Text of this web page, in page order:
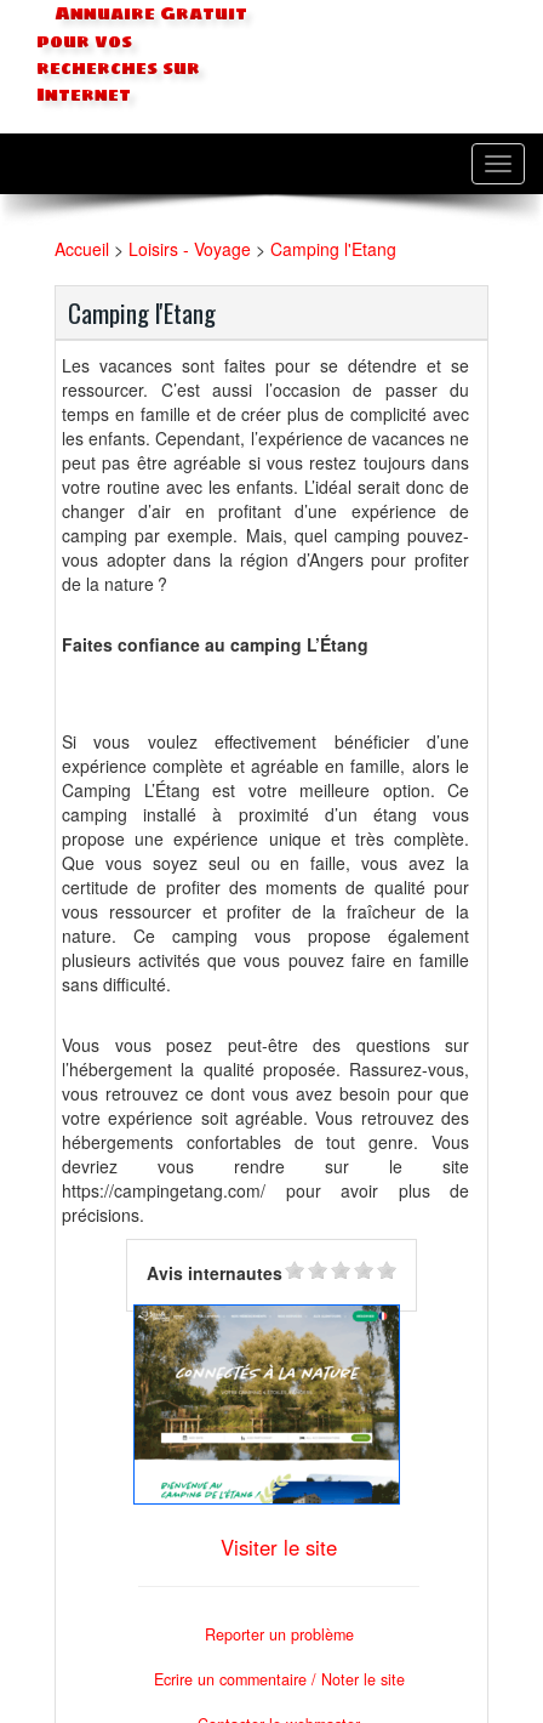
Annuaire Gratuit
pour vos
recherches sur
Internet
Accueil > Loisirs - Voyage > Camping l'Etang
Camping l'Etang
Les vacances sont faites pour se détendre et se
ressourcer. C’est aussi l’occasion de passer du
temps en famille et de créer plus de complicité avec
les enfants. Cependant, l’expérience de vacances ne
peut pas être agréable si vous restez toujours dans
votre routine avec les enfants. L’idéal serait donc de
changer d’air en profitant d’une expérience de
camping par exemple. Mais, quel camping pouvez-
vous adopter dans la région d’Angers pour profiter
de la nature ?
Faites confiance au camping L’Étang
Si vous voulez effectivement bénéficier d’une
expérience complète et agréable en famille, alors le
Camping L’Étang est votre meilleure option. Ce
camping installé à proximité d’un étang vous
propose une expérience unique et très complète.
Que vous soyez seul ou en faille, vous avez la
certitude de profiter des moments de qualité pour
vous ressourcer et profiter de la fraîcheur de la
nature. Ce camping vous propose également
plusieurs activités que vous pouvez faire en famille
sans difficulté.
Vous vous posez peut-être des questions sur
l’hébergement la qualité proposée. Rassurez-vous,
vous retrouvez ce dont vous avez besoin pour que
votre expérience soit agréable. Vous retrouvez des
hébergements confortables de tout genre. Vous
devriez vous rendre sur le site
https://campingetang.com/ pour avoir plus de
précisions.
Avis internautes
Visiter le site
Reporter un problème
Ecrire un commentaire / Noter le site